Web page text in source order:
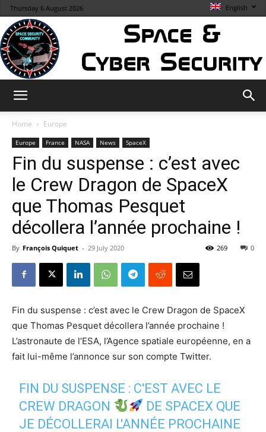
Thursday 6 August 2026 English
&
Cybersecurity
Info
Home Europe
Europe France NASA News SpaceX
Fin du suspense : c’est avec
le Crew Dragon de SpaceX
que Thomas Pesquet
décollera l’année prochaine !
By François Quiquet - 29 July 2020 0
269
Fin du suspense : c’est avec le Crew Dragon de SpaceX
que Thomas Pesquet décollera l’année prochaine !
L’astronaute de l’ESA, l’Agence spatiale européenne, en a
fait lui-même l’annonce sur son compte Twitter.
FIN DU SUSPENSE : C'EST AVEC LE
CREW DRAGON
DE SPACEX QUE
JE DÉCOLLERAI L'ANNÉE PROCHAINE